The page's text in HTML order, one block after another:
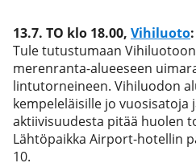
13.7. TO klo 18.00, Vihiluoto:
Tule tutustumaan
merenranta-alueeseen
lintutorneineen. Vihiluodon
kempeleläisille jo vuosisatoja
aktiivisuudesta pitää huolen
Lähtöpaikka Airport-hotellin
10.